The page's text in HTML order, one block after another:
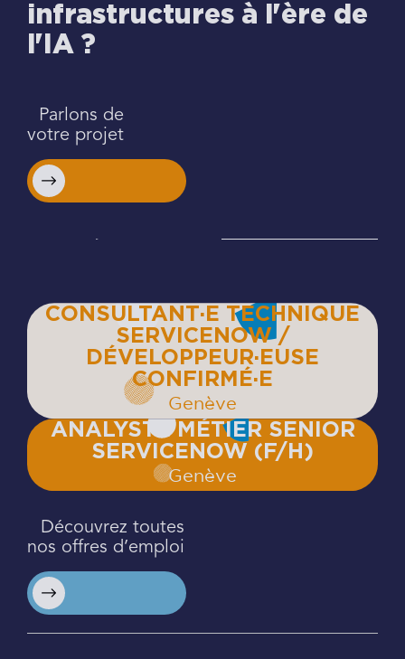
infrastructures à l'ère de
l'IA ?
Parlons de
votre projet
CONSULTANT·E TECHNIQUE
SERVICENOW /
DÉVELOPPEUR·EUSE
CONFIRMÉ·E
Genève
ANALYSTE MÉTIER SENIOR
SERVICENOW (F/H)
Genève
Découvrez toutes
nos offres d’emploi